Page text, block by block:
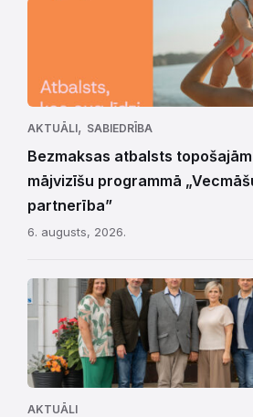
AKTUĀLI, SABIEDRĪBA
Bezmaksas atbalsts
mājvizīšu programmā
partnerība”
6. augusts, 2026.
AKTUĀLI